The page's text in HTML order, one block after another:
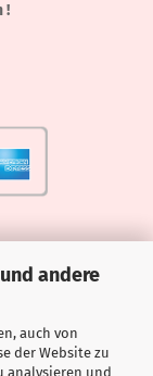
andere
auch von
der Website zu
analysieren und
!